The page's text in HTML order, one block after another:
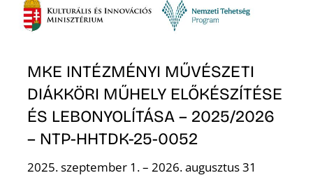
MKE INTÉZMÉNYI MŰVÉSZETI
DIÁKKÖRI MŰHELY ELŐKÉSZÍTÉSE
ÉS LEBONYOLÍTÁSA – 2025/2026
– NTP-HHTDK-25-0052
2025. szeptember 1. – 2026. augusztus 31